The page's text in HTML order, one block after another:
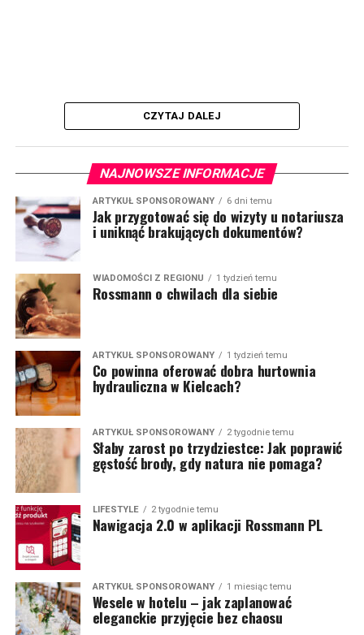
CZYTAJ DALEJ
NAJNOWSZE INFORMACJE
ARTYKUŁ SPONSOROWANY 6 dni temu
Jak przygotować się do wizyty u notariusza
i uniknąć brakujących dokumentów?
WIADOMOŚCI Z REGIONU 1 tydzień temu
Rossmann o chwilach dla siebie
ARTYKUŁ SPONSOROWANY 1 tydzień temu
Co powinna oferować dobra hurtownia
hydrauliczna w Kielcach?
ARTYKUŁ SPONSOROWANY 2 tygodnie temu
Słaby zarost po trzydziestce: Jak poprawić
gęstość brody, gdy natura nie pomaga?
LIFESTYLE 2 tygodnie temu
Nawigacja 2.0 w aplikacji Rossmann PL
ARTYKUŁ SPONSOROWANY 1 miesiąc temu
Wesele w hotelu – jak zaplanować
eleganckie przyjęcie bez chaosu